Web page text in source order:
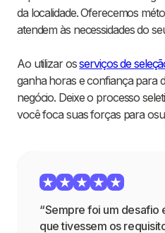
da localidade. Oferecemos
atendem às necessidades do
Ao utilizar osserviços de
ganha horas e confiança para
negócio. Deixe o processo
você foca suas forças para
“Sempre foi um desafio
que tivessem os